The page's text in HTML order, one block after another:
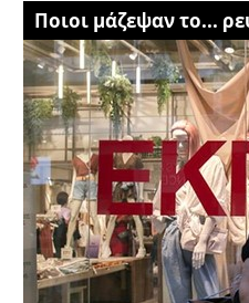
Ποιοι μάζεψαν το...